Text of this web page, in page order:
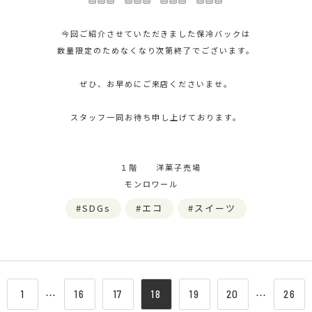
今回ご紹介させていただきました保冷バックは
数量限定のためなくなり次第終了でございます。
ぜひ、お早めにご来店くださいませ。
スタッフ一同お待ち申し上げております。
１階 洋菓子売場
モンロワール
SDGs エコ スイーツ
1 ⋯ 16 17 18 19 20 ⋯ 26